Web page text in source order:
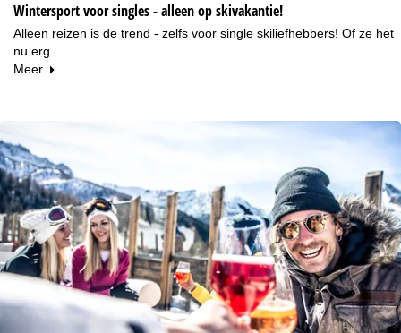
Wintersport voor singles - alleen op skivakantie!
Alleen reizen is de trend - zelfs voor single skiliefhebbers! Of ze het
nu erg …
Meer